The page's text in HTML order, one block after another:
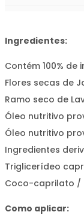
Ingredientes:
Contém 100%
Flores secas de
Ramo seco de
Óleo nutritivo
Óleo nutritivo
Ingredientes
Triglicerídeo
Coco-caprilato /
Como aplicar: